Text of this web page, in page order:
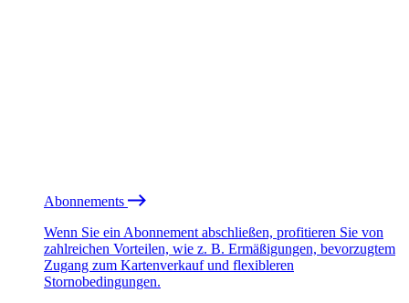
Abonnements
Wenn Sie ein Abonnement abschließen, profitieren Sie von
zahlreichen Vorteilen, wie z. B. Ermäßigungen, bevorzugtem
Zugang zum Kartenverkauf und flexibleren
Stornobedingungen.